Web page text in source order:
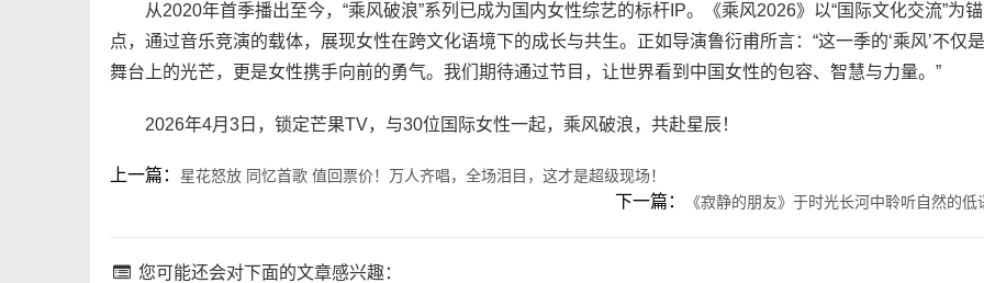
从2020年首季播出至今，“乘风破浪”系列已成为国内女性综艺的标杆IP。《乘风2026》以“国际文化交流”为锚
点，通过音乐竞演的载体，展现女性在跨文化语境下的成长与共生。正如导演鲁衍甫所言：“这一季的‘乘风’不仅是
舞台上的光芒，更是女性携手向前的勇气。我们期待通过节目，让世界看到中国女性的包容、智慧与力量。”
2026年4月3日，锁定芒果TV，与30位国际女性一起，乘风破浪，共赴星辰！
上一篇： 星花怒放 同忆首歌 值回票价！万人齐唱，全场泪目，这才是超级现场！
下一篇： 《寂静的朋友》于时光长河中聆听自然的低
您可能还会对下面的文章感兴趣：